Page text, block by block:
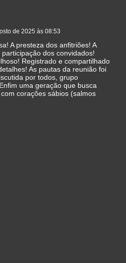
de 2025 às 08:53
A presteza dos anfitriões! A
dos convidados!
Registrado e compartilhado
As pautas da reunião foi
por todos, grupo
uma geração que busca
corações sábios (salmos